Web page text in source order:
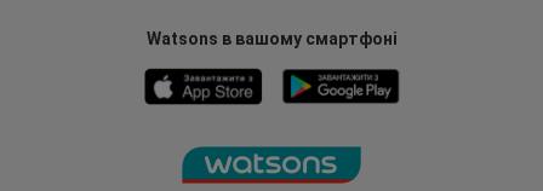
Watsons в вашому смартфоні